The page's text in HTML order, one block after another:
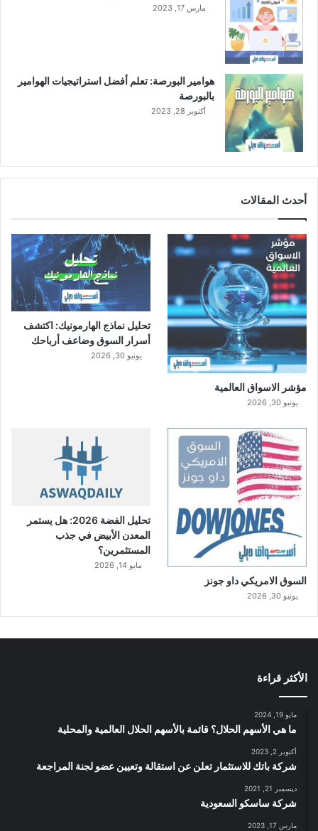
مارس 17, 2023
هوامير البورصة: تعلم أفضل استراتيجيات الهوامير
بالبورصة
أكتوبر 28, 2023
أحدث المقالات
مؤشر الاسواق العالمية
يونيو 30, 2026
تحليل نماذج الهارمونيك: اكتشف
أسرار السوق وضاعف أرباحك
يونيو 30, 2026
السوق الامريكي داو جونز
يونيو 30, 2026
تحليل الفضة 2026: هل يستمر
المعدن الأبيض في جذب
المستثمرين؟
مايو 14, 2026
الأكثر قراءة
مايو 19, 2024
ما هي الأسهم الحلال؟ قائمة بالأسهم الحلال العالمية والمحلية
أكتوبر 2, 2023
شركة باتك للاستثمار تعلن عن استقالة وتعيين عضو لجنة المراجعة
ديسمبر 21, 2021
شركة ساسكو السعودية
مارس 17, 2023